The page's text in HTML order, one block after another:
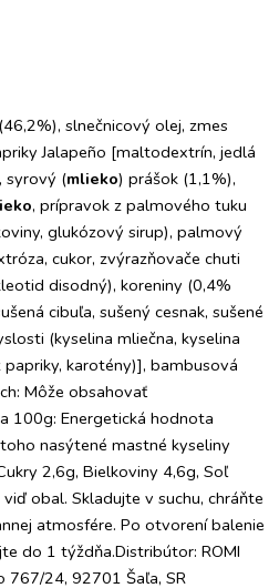
slnečnicový olej, zmes
Jalapeño [maltodextrín, jedlá
syrový (mlieko) prášok (1,1%),
, prípravok z palmového tuku
glukózový sirup), palmový
cukor, zvýrazňovače chuti
disodný), koreniny (0,4%
cibuľa, sušený cesnak, sušené
(kyselina mliečna, kyselina
karotény)], bambusová
Môže obsahovať
100g: Energetická hodnota
nasýtené mastné kyseliny
2,6g, Bielkoviny 4,6g, Soľ
obal. Skladujte v suchu, chráňte
atmosfére. Po otvorení balenie
do 1 týždňa.Distribútor: ROMI
767/24, 92701 Šaľa, SR